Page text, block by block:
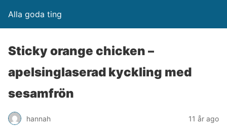
Alla goda ting
Sticky orange chicken –
apelsinglaserad kyckling med
sesamfrön
hannah 11 år ago